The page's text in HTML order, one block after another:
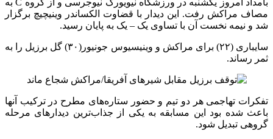
مصاف مراکش رفت. این دیدار با قضاوت الکساندر وینیچیچ برگزار
شد و نیمه نخست آن با تساوی یک – یک به پایان رسید.
سایباری (۲۲) برای مراکش و وینیسیوس جونیور(۳۰) گل برزیل را به
ثمر رساند.
تفکرات تهاجمی هر دو تیم و حضور ستاره‌های مطرح در ترکیب آنها
باعث شده بود این مسابقه به یکی از جذاب‌ترین دیدارهای مرحله
گروهی تبدیل شود.